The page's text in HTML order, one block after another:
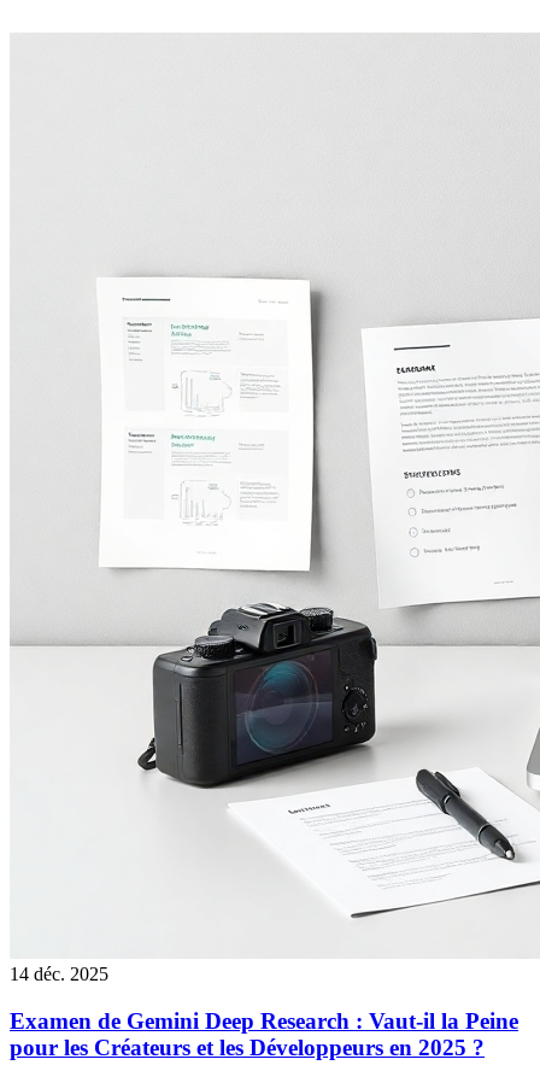
14 déc. 2025
Examen de Gemini Deep Research : Vaut-il la Peine
pour les Créateurs et les Développeurs en 2025 ?